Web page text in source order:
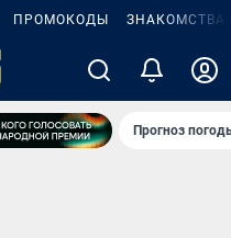
ПРОМОКОДЫ ЗНАКОМСТВА
Прогноз